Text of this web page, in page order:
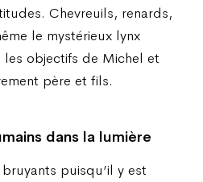
Chevreuils, renards,
le mystérieux lynx
objectifs de Michel et
père et fils.
dans la lumière
puisqu’il y est